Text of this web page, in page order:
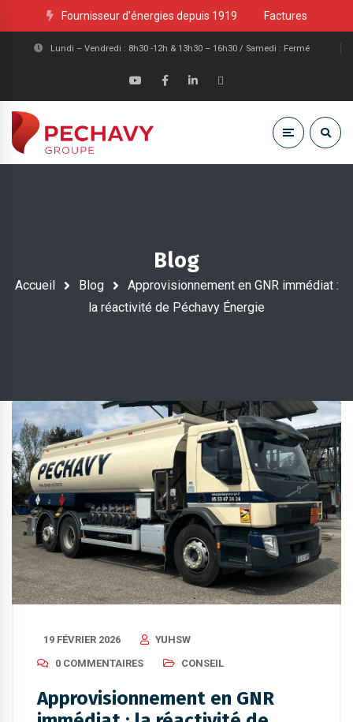
Fournisseur d’énergies depuis 1919 Factures
Lundi – Vendredi : 8h30 -12h & 13h30 – 16h30 / Samedi : Fermé
Blog
Accueil Blog
Approvisionnement en GNR immédiat :
la réactivité de Péchavy Énergie
19 FÉVRIER 2026
YUHSW
0 COMMENTAIRES
CONSEIL
Approvisionnement en GNR